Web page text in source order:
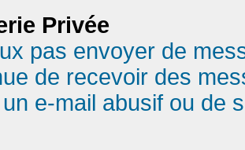
Privée
pas envoyer de
de recevoir des
e-mail abusif ou de